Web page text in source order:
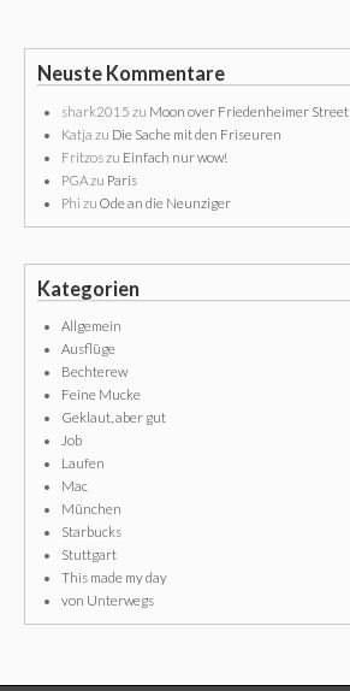
Neuste Kommentare
shark2015 zu Moon over Friedenheimer Street
Katja zu Die Sache mit den Friseuren
Fritzoszu Einfach nur wow!
PGAzu Paris
Phi zu Ode an die Neunziger
Kategorien
Allgemein
Ausflüge
Bechterew
Feine Mucke
Geklaut, aber gut
Job
Laufen
Mac
München
Starbucks
Stuttgart
This made my day
von Unterwegs